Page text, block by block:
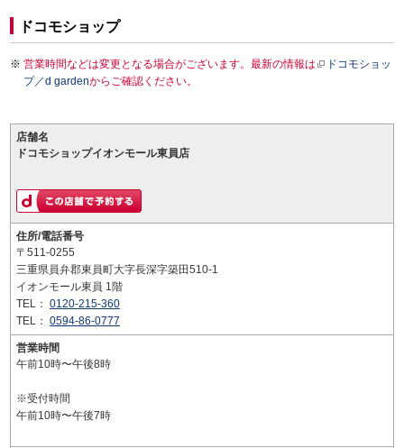
ドコモショップ
営業時間などは変更となる場合がございます。最新の情報は
ドコモショッ
プ／d gardenからご確認ください。
店舗名
ドコモショップイオンモール東員店
住所/電話番号
〒511-0255
三重県員弁郡東員町大字長深字築田510-1
イオンモール東員 1階
TEL： 0120-215-360
TEL： 0594-86-0777
営業時間
午前10時〜午後8時
※受付時間
午前10時〜午後7時